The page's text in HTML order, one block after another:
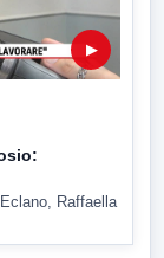
▶
Raffaella